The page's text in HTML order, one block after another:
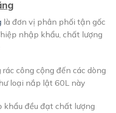
là đơn vị phân phối tận gốc
nhập khẩu, chất lượng
công cộng đến các dòng
loại nắp lật 60L này
khẩu đều đạt chất lượng